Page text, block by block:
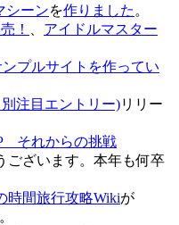
シーンを作りました 。
！
アイドルマスター
プルサイトを作ってい
注目エントリー)リリー
それからの挑戦
ございます。本年も何卒
時間旅行攻略Wikiが